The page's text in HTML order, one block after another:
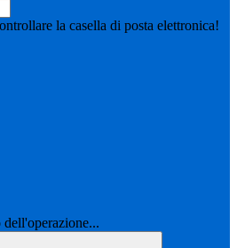
la casella di posta elettronica!